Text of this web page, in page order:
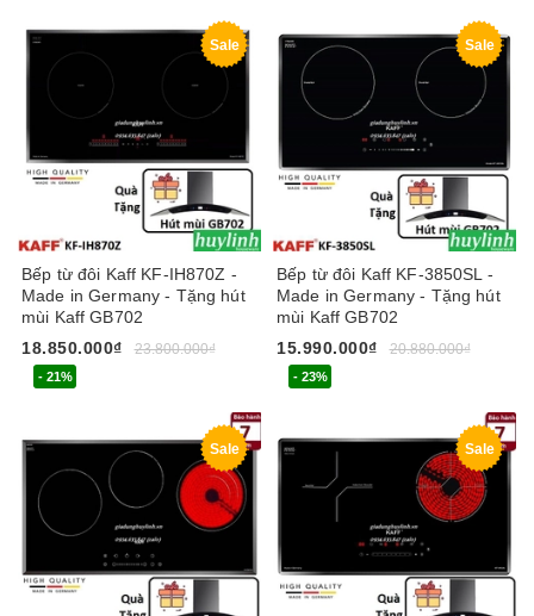
Sale
Bếp từ đôi Kaff KF-IH870Z -
Made in Germany - Tặng hút
mùi Kaff GB702
18.850.000₫
23.800.000₫
- 21%
Sale
Bếp từ đôi Kaff KF-3850SL -
Made in Germany - Tặng hút
mùi Kaff GB702
15.990.000₫
20.880.000₫
- 23%
Sale Sale